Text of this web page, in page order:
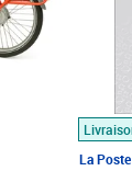
La Poste